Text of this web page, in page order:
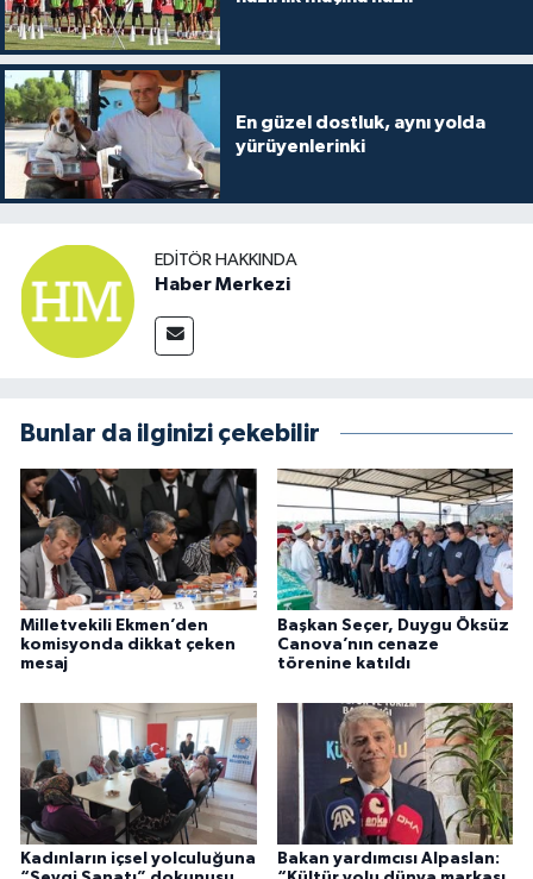
En güzel dostluk, aynı yolda
yürüyenlerinki
EDITÖR HAKKINDA
Haber Merkezi
Bunlar da ilginizi çekebilir
Milletvekili Ekmen’den
komisyonda dikkat çeken
mesaj
Başkan Seçer, Duygu Öksüz
Canova’nın cenaze
törenine katıldı
Kadınların içsel yolculuğuna
Bakan yardımcısı Alpaslan: